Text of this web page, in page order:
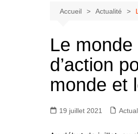
Accueil Actualité
Le
d’action
monde et
19 juillet 2021